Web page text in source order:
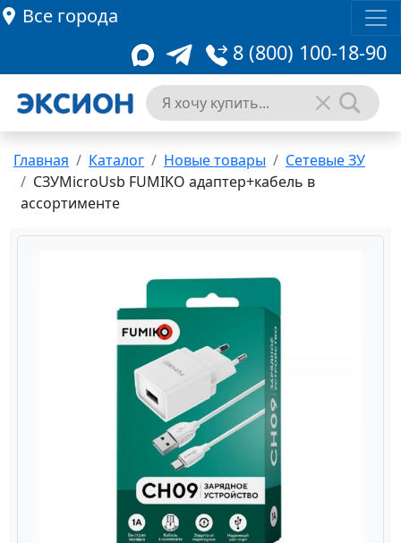
Все города
8 (800) 100-18-90
Главная Каталог Новые товары
Сетевые ЗУ
СЗУMicroUsb FUMIKO адаптер+кабель в
ассортименте